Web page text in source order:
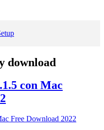
download
con Mac